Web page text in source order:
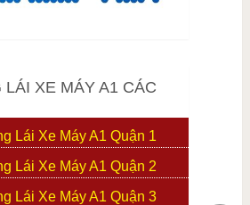
LÁI XE MÁY A1 CÁC
Lái Xe Máy A1 Quận 1
Lái Xe Máy A1 Quận 2
Lái Xe Máy A1 Quận 3